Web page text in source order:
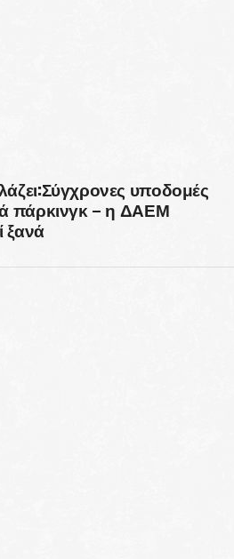
υποδομές
πάρκινγκ – η ΔΑΕΜ
ξανά